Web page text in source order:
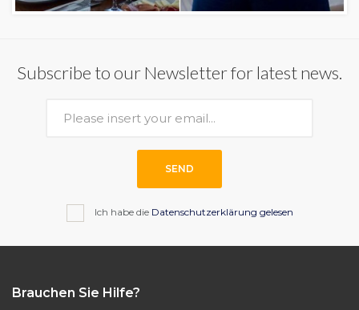
Subscribe to our Newsletter for latest news.
SEND
Ich habe die Datenschutzerklärung gelesen
Brauchen Sie Hilfe?